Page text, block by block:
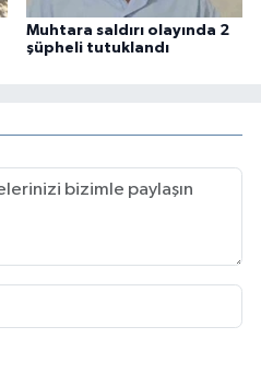
Muhtara saldırı olayında 2
şüpheli tutuklandı